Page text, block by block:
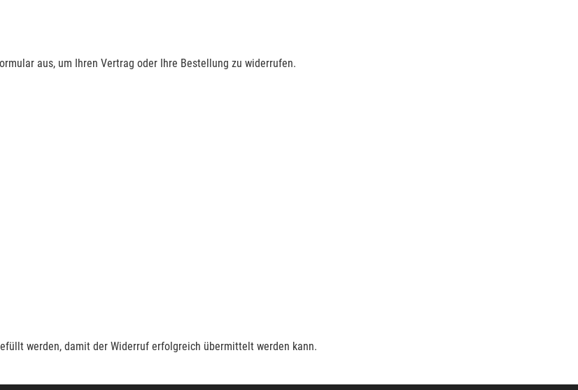
aus, um Ihren Vertrag oder Ihre Bestellung zu widerrufen.
werden, damit der Widerruf erfolgreich übermittelt werden kann.